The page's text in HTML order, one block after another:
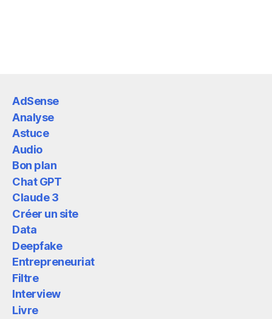
AdSense
Analyse
Astuce
Audio
Bon plan
Chat GPT
Claude 3
Créer un site
Data
Deepfake
Entrepreneuriat
Filtre
Interview
Livre